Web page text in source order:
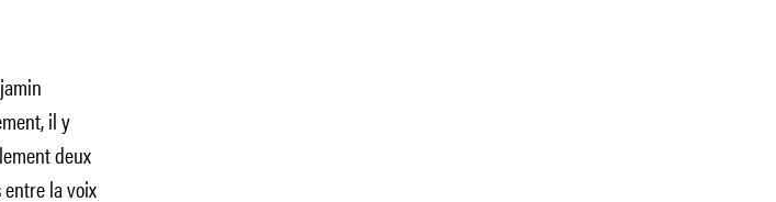
il y
deux
la voix